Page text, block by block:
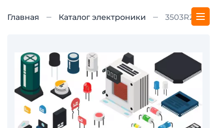
Главная Каталог электроники 3503R2C80